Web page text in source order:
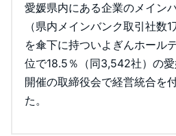
愛媛県内にある企業のメイン
（県内メインバンク取引社数
を傘下に持ついよぎんホール
位で18.5％（同3,542社）の
開催の取締役会で経営統合を
た。